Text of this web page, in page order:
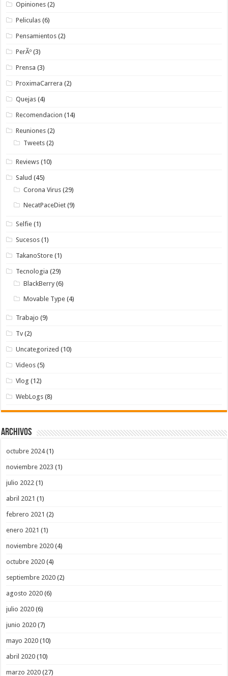
Opiniones (2)
Peliculas (6)
Pensamientos (2)
PerÃº (3)
Prensa (3)
ProximaCarrera (2)
Quejas (4)
Recomendacion (14)
Reuniones (2)
Tweets (2)
Reviews (10)
Salud (45)
Corona Virus (29)
NecatPaceDiet (9)
Selfie (1)
Sucesos (1)
TakanoStore (1)
Tecnologia (29)
BlackBerry (6)
Movable Type (4)
Trabajo (9)
Tv (2)
Uncategorized (10)
Videos (5)
Vlog (12)
WebLogs (8)
Archivos
octubre 2024(1)
noviembre 2023 (1)
julio 2022 (1)
abril 2021 (1)
febrero 2021 (2)
enero 2021 (1)
noviembre 2020 (4)
octubre 2020 (4)
septiembre 2020 (2)
agosto 2020 (6)
julio 2020 (6)
junio 2020 (7)
mayo 2020 (10)
abril 2020 (10)
marzo 2020 (27)